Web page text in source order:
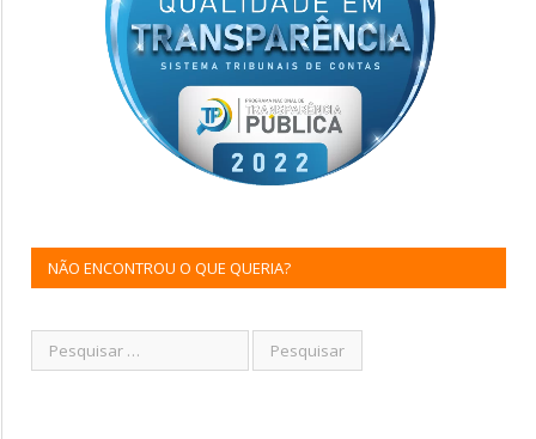
NÃO ENCONTROU O QUE QUERIA?